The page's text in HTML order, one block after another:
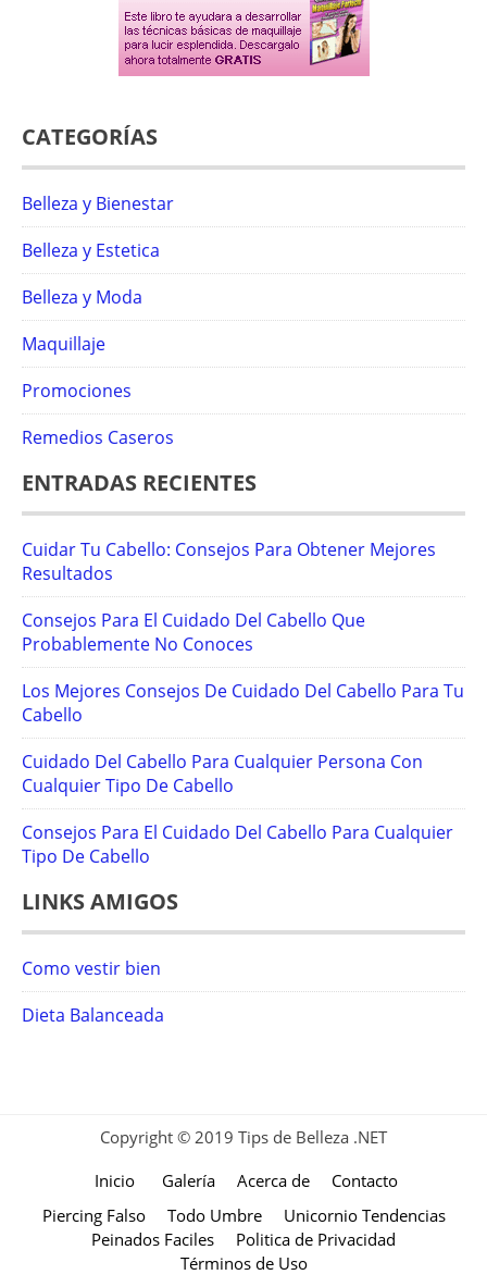
CATEGORÍAS
Belleza y Bienestar
Belleza y Estetica
Belleza y Moda
Maquillaje
Promociones
Remedios Caseros
ENTRADAS RECIENTES
Cuidar Tu Cabello: Consejos Para Obtener Mejores
Resultados
Consejos Para El Cuidado Del Cabello Que
Probablemente No Conoces
Los Mejores Consejos De Cuidado Del Cabello Para Tu
Cabello
Cuidado Del Cabello Para Cualquier Persona Con
Cualquier Tipo De Cabello
Consejos Para El Cuidado Del Cabello Para Cualquier
Tipo De Cabello
LINKS AMIGOS
Como vestir bien
Dieta Balanceada
Copyright © 2019 Tips de Belleza .NET
Inicio
Galería Acerca de
Contacto
Piercing Falso
Todo Umbre
Unicornio Tendencias
Peinados Faciles
Politica de Privacidad
Términos de Uso